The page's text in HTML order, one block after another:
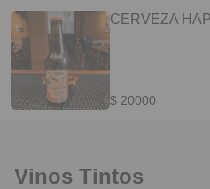
CERVEZA
$ 20000
Vinos Tintos